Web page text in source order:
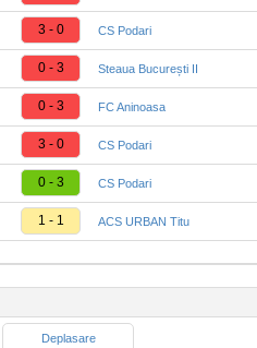
3 - 0 CS Podari
0 - 3 Steaua București II
0 - 3 FC Aninoasa
3 - 0 CS Podari
0 - 3 CS Podari
1 - 1 ACS URBAN Titu
Deplasare